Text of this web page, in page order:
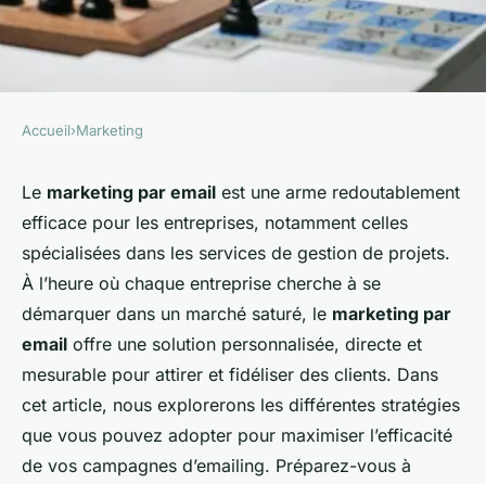
Comment les entreprises de
services de gestion de projets
peuvent-elles utiliser le
marketing par email pour
attirer des clients?
Accueil›Marketing
Le marketing par email est une arme redoutablement
efficace pour les entreprises, notamment celles
spécialisées dans les services de gestion de projets.
À l’heure où chaque entreprise cherche à se
démarquer dans un marché saturé, le marketing par
email offre une solution personnalisée, directe et
mesurable pour attirer et fidéliser des clients. Dans
cet article, nous explorerons les différentes stratégies
que vous pouvez adopter pour maximiser l’efficacité
de vos campagnes d’emailing. Préparez-vous à